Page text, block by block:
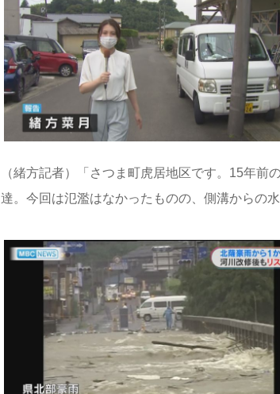
（緒方記者）「さつま町虎居地区です。15年前
達。今回は氾濫はなかったものの、側溝からの